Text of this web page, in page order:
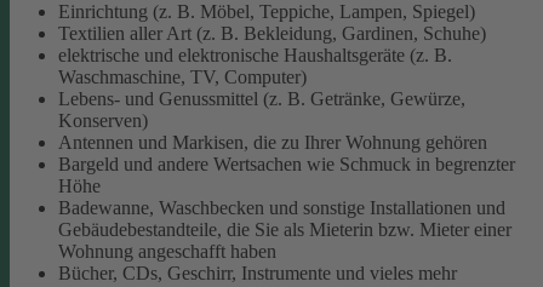
Einrichtung (z. B. Möbel, Teppiche, Lampen, Spiegel)
Textilien aller Art (z. B. Bekleidung, Gardinen, Schuhe)
elektrische und elektronische Haushaltsgeräte (z. B.
Waschmaschine, TV, Computer)
Lebens- und Genussmittel (z. B. Getränke, Gewürze,
Konserven)
Antennen und Markisen, die zu Ihrer Wohnung gehören
Bargeld und andere Wertsachen wie Schmuck in begrenzter
Höhe
Badewanne, Waschbecken und sonstige Installationen und
Gebäudebestandteile, die Sie als Mieterin bzw. Mieter einer
Wohnung angeschafft haben
Bücher, CDs, Geschirr, Instrumente und vieles mehr